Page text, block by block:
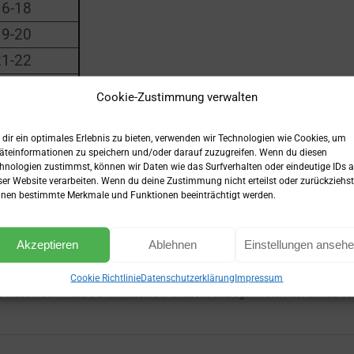
Cookie-Zustimmung verwalten
dir ein optimales Erlebnis zu bieten, verwenden wir Technologien wie Cookies, um
zu speichern und/oder darauf zuzugreifen. Wenn du diesen
zustimmst, können wir Daten wie das Surfverhalten oder eindeutige IDs
Website verarbeiten. Wenn du deine Zustimmung nicht erteilst oder zurückziehst,
bestimmte Merkmale und Funktionen beeinträchtigt werden.
Akzeptieren Ablehnen Einstellungen
Cookie RichtlinieDatenschutzerklärungImpressum
18
20
22
Du in einem Jahr maximal aufbauen kannst.
Muskelaufbau Fortschritt immer im Blick.
mass index in users and nonusers of anabolic-androgenic steroids. Clinical